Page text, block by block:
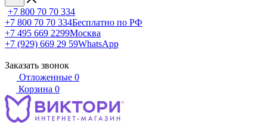
+7 800 70 70 334
+7 800 70 70 334Бесплатно по РФ
+7 495 669 2299Москва
+7 (929) 669 29 59WhatsApp
Заказать звонок
Отложенные 0
Корзина 0